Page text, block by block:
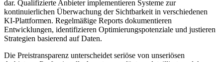
dar. Qualifizierte Anbieter implementieren Systeme zur
kontinuierlichen Überwachung der Sichtbarkeit in verschiedenen
KI-Plattformen. Regelmäßige Reports dokumentieren
Entwicklungen, identifizieren Optimierungspotenziale und justieren
Strategien basierend auf Daten.
Die Preistransparenz unterscheidet seriöse von unseriösen